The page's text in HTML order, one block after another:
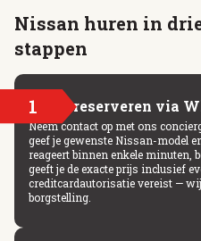
Nissan huren in
stappen
1 Snel reserveren via
Neem contact op met ons
geef je gewenste Nissan-model
reageert binnen enkele minuten,
geeft je de exacte prijs inclusief
creditcardautorisatie vereist —
borgstelling.